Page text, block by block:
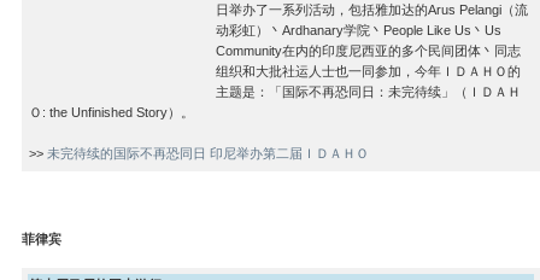
日举办了一系列活动，包括雅加达的Arus Pelangi（流
动彩虹）丶Ardhanary学院丶People Like Us丶Us
Community在内的印度尼西亚的多个民间团体丶同志
组织和大批社运人士也一同参加，今年ＩＤＡＨＯ的
主题是：「国际不再恐同日：未完待续」（ＩＤＡＨ
Ｏ: the Unfinished Story）。
>> 未完待续的国际不再恐同日 印尼举办第二届ＩＤＡＨＯ
菲律宾